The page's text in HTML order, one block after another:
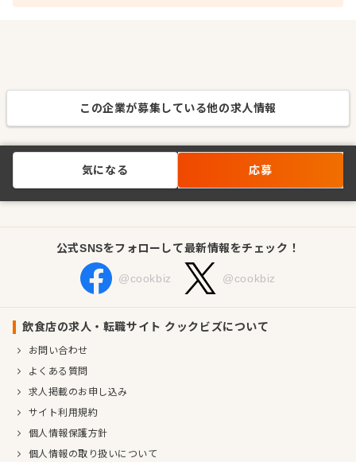
この企業が募集している他の求人情報
気になる 応募
公式SNSをフォローして最新情報をチェック！
@cookbiz @cookbiz
飲食店の求人・転職サイト クックビズについて
お問い合わせ
よくある質問
求人掲載のお申し込み
サイト利用規約
個人情報保護方針
個人情報の取り扱いについて